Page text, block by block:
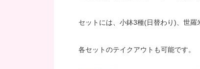
セットには、小鉢3種(日替わり)、世羅
各セットのテイクアウトも可能です。